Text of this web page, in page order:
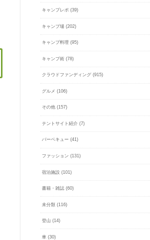
キャンプレポ (39)
キャンプ場 (202)
キャンプ料理 (95)
キャンプ術 (78)
クラウドファンディング (915)
グルメ (106)
その他 (157)
テントサイト紹介 (7)
バーベキュー (41)
ファッション (131)
宿泊施設 (101)
書籍・雑誌 (60)
未分類 (116)
登山 (14)
車 (30)